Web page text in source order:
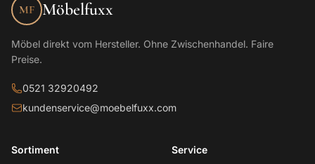
MF Möbelfuxx
Möbel direkt vom Hersteller. Ohne Zwischenhandel. Faire
Preise.
0521 32920492
kundenservice@moebelfuxx.com
Sortiment Service